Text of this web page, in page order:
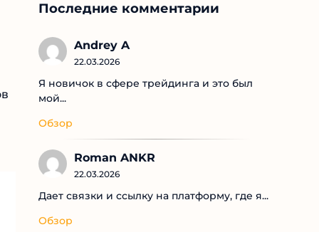
Последние комментарии
Andrey A
22.03.2026
Я новичок в сфере трейдинга и это был
мой...
Обзор
Roman ANKR
22.03.2026
Дает связки и ссылку на платформу, где я...
Обзор